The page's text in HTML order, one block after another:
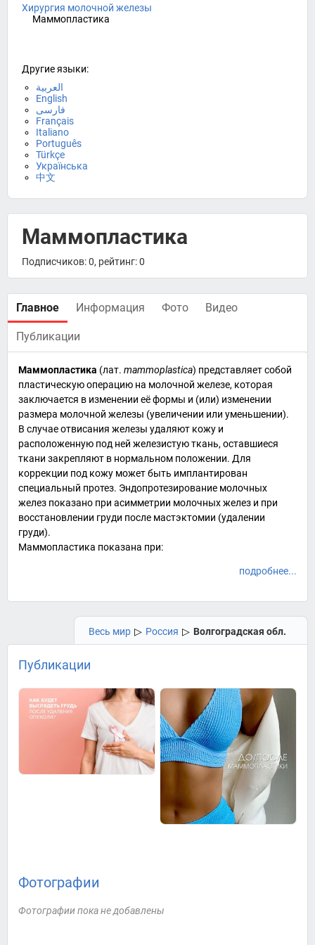
Хирургия молочной железы
Маммопластика
Другие языки:
العربية
English
فارسی
Français
Italiano
Português
Türkçe
Українська
中文
Маммопластика
Подписчиков: 0, рейтинг: 0
Главное Информация Фото Видео
Публикации
Маммопластика (лат. mammoplastica) представляет собой
пластическую операцию на молочной железе, которая
заключается в изменении её формы и (или) изменении
размера молочной железы (увеличении или уменьшении).
В случае отвисания железы удаляют кожу и
расположенную под ней железистую ткань, оставшиеся
ткани закрепляют в нормальном положении. Для
коррекции под кожу может быть имплантирован
специальный протез. Эндопротезирование молочных
желез показано при асимметрии молочных желез и при
восстановлении груди после мастэктомии (удалении
груди).
Маммопластика показана при:
подробнее...
Весь мир ▷ Россия ▷ Волгоградская обл.
Публикации
Фотографии
Фотографии пока не добавлены